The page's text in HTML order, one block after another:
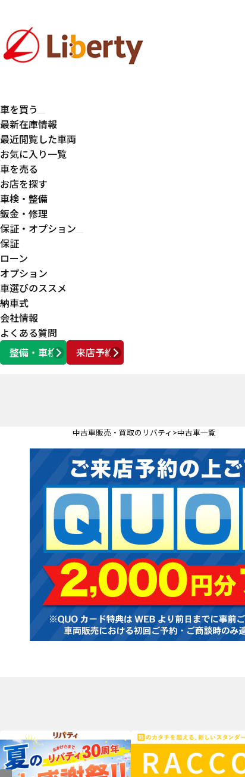
車を買う
最新在庫情報
最近閲覧した車両
お気に入り一覧
車を売る
お店を探す
車検・整備
鈑金・修理
保証・オプション
保証
ローン
オプション
車選びのススメ
納車式
会社情報
よくある質問
整備・車検
来店予約
営業時間 AM10:00 ～ PM6:00
中古車販売・買取のリバティ 中古車一覧